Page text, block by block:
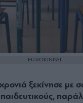
EUROKINISSI
ξεκίνησε με